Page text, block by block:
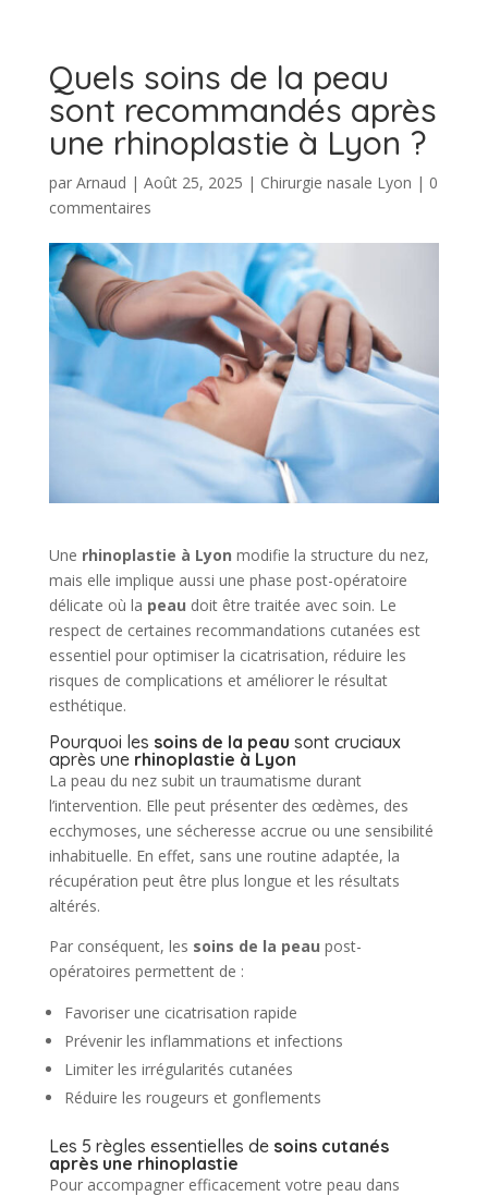
Quels soins de la peau
sont recommandés après
une rhinoplastie à Lyon ?
par Arnaud | Août 25, 2025 | Chirurgie nasale Lyon | 0
commentaires
Une rhinoplastie à Lyon modifie la structure du nez,
mais elle implique aussi une phase post-opératoire
délicate où la peau doit être traitée avec soin. Le
respect de certaines recommandations cutanées est
essentiel pour optimiser la cicatrisation, réduire les
risques de complications et améliorer le résultat
esthétique.
Pourquoi les soins de la peau sont cruciaux
après une rhinoplastie à Lyon
La peau du nez subit un traumatisme durant
l’intervention. Elle peut présenter des œdèmes, des
ecchymoses, une sécheresse accrue ou une sensibilité
inhabituelle. En effet, sans une routine adaptée, la
récupération peut être plus longue et les résultats
altérés.
Par conséquent, les soins de la peau post-
opératoires permettent de :
Favoriser une cicatrisation rapide
Prévenir les inflammations et infections
Limiter les irrégularités cutanées
Réduire les rougeurs et gonflements
Les 5 règles essentielles de soins cutanés
après une rhinoplastie
Pour accompagner efficacement votre peau dans